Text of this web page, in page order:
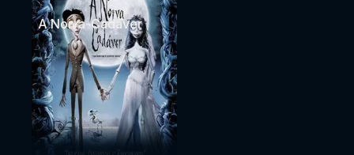
A Noiva-Cadáver